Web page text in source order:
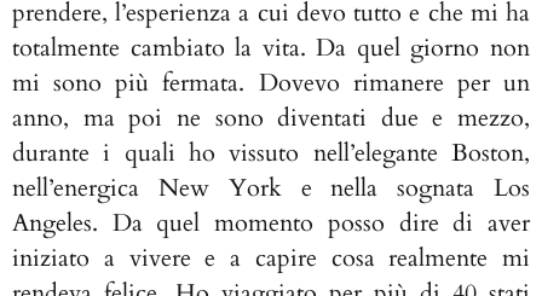
prendere, l’esperienza a cui devo tutto e che mi ha
totalmente cambiato la vita. Da quel giorno non
mi sono più fermata. Dovevo rimanere per un
anno, ma poi ne sono diventati due e mezzo,
durante i quali ho vissuto nell’elegante Boston,
nell’energica New York e nella sognata Los
Angeles. Da quel momento posso dire di aver
iniziato a vivere e a capire cosa realmente mi